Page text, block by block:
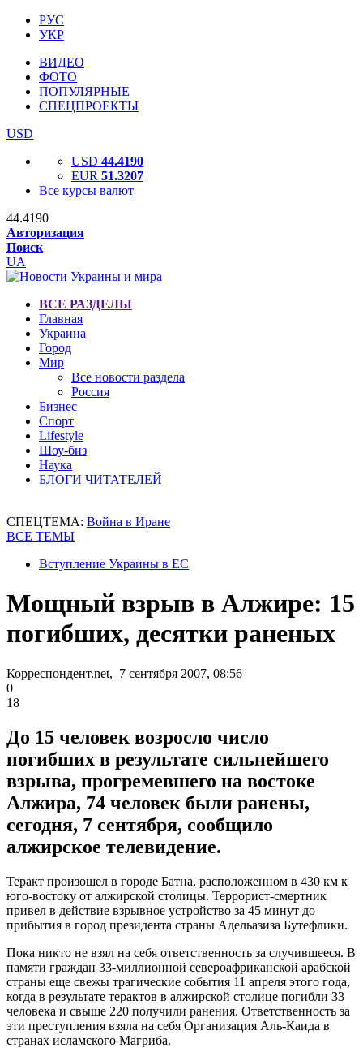
РУС
УКР
ВИДЕО
ФОТО
ПОПУЛЯРНЫЕ
СПЕЦПРОЕКТЫ
USD
USD 44.4190
EUR 51.3207
Все курсы валют
44.4190
Авторизация
Поиск
UA
ВСЕ РАЗДЕЛЫ
Главная
Украина
Город
Мир
Все новости раздела
Россия
Бизнес
Спорт
Lifestyle
Шоу-биз
Наука
БЛОГИ ЧИТАТЕЛЕЙ
СПЕЦТЕМА: Война в Иране
ВСЕ ТЕМЫ
Вступление Украины в ЕС
Мощный взрыв в Алжире: 15
погибших, десятки раненых
Корреспондент.net, 7 сентября 2007, 08:56
0
18
До 15 человек возросло число
погибших в результате сильнейшего
взрыва, прогремевшего на востоке
Алжира, 74 человек были ранены,
сегодня, 7 сентября, сообщило
алжирское телевидение.
Теракт произошел в городе Батна, расположенном в 430 км к
юго-востоку от алжирской столицы. Террорист-смертник
привел в действие взрывное устройство за 45 минут до
прибытия в город президента страны Адельазиза Бутефлики.
Пока никто не взял на себя ответственность за случившееся. В
памяти граждан 33-миллионной североафриканской арабской
страны еще свежы трагические события 11 апреля этого года,
когда в результате терактов в алжирской столице погибли 33
человека и свыше 220 получили ранения. Ответственность за
эти преступления взяла на себя Организация Аль-Каида в
странах исламского Магриба.